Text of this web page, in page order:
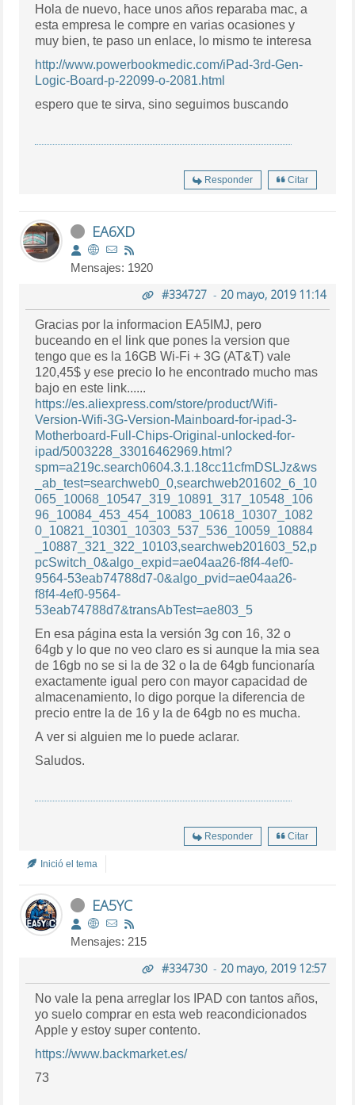
Hola de nuevo, hace unos años reparaba mac, a
esta empresa le compre en varias ocasiones y
muy bien, te paso un enlace, lo mismo te interesa
http://www.powerbookmedic.com/iPad-3rd-Gen-
Logic-Board-p-22099-o-2081.html
espero que te sirva, sino seguimos buscando
Responder Citar
EA6XD
Mensajes: 1920
#334727- 20 mayo, 2019 11:14
Gracias por la informacion EA5IMJ, pero
buceando en el link que pones la version que
tengo que es la 16GB Wi-Fi + 3G (AT&T) vale
120,45$ y ese precio lo he encontrado mucho mas
bajo en este link......
https://es.aliexpress.com/store/product/Wifi-
Version-Wifi-3G-Version-Mainboard-for-ipad-3-
Motherboard-Full-Chips-Original-unlocked-for-
ipad/5003228_33016462969.html?
spm=a219c.search0604.3.1.18cc11cfmDSLJz&ws
_ab_test=searchweb0_0,searchweb201602_6_10
065_10068_10547_319_10891_317_10548_106
96_10084_453_454_10083_10618_10307_1082
0_10821_10301_10303_537_536_10059_10884
_10887_321_322_10103,searchweb201603_52,p
pcSwitch_0&algo_expid=ae04aa26-f8f4-4ef0-
9564-53eab74788d7-0&algo_pvid=ae04aa26-
f8f4-4ef0-9564-
53eab74788d7&transAbTest=ae803_5
En esa página esta la versión 3g con 16, 32 o
64gb y lo que no veo claro es si aunque la mia sea
de 16gb no se si la de 32 o la de 64gb funcionaría
exactamente igual pero con mayor capacidad de
almacenamiento, lo digo porque la diferencia de
precio entre la de 16 y la de 64gb no es mucha.
A ver si alguien me lo puede aclarar.
Saludos.
Responder Citar
Inició el tema
EA5YC
Mensajes: 215
#334730- 20 mayo, 2019 12:57
No vale la pena arreglar los IPAD con tantos años,
yo suelo comprar en esta web reacondicionados
Apple y estoy super contento.
https://www.backmarket.es/
73